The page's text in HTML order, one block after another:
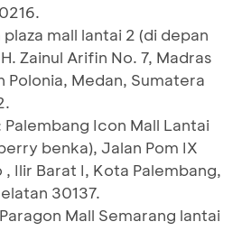
plaza mall lantai 2 (di depan
Zainul Arifin No. 7, Madras
Polonia, Medan, Sumatera
Palembang Icon Mall Lantai
benka), Jalan Pom IX
, Ilir Barat I, Kota Palembang,
30137.
Mall Semarang lantai